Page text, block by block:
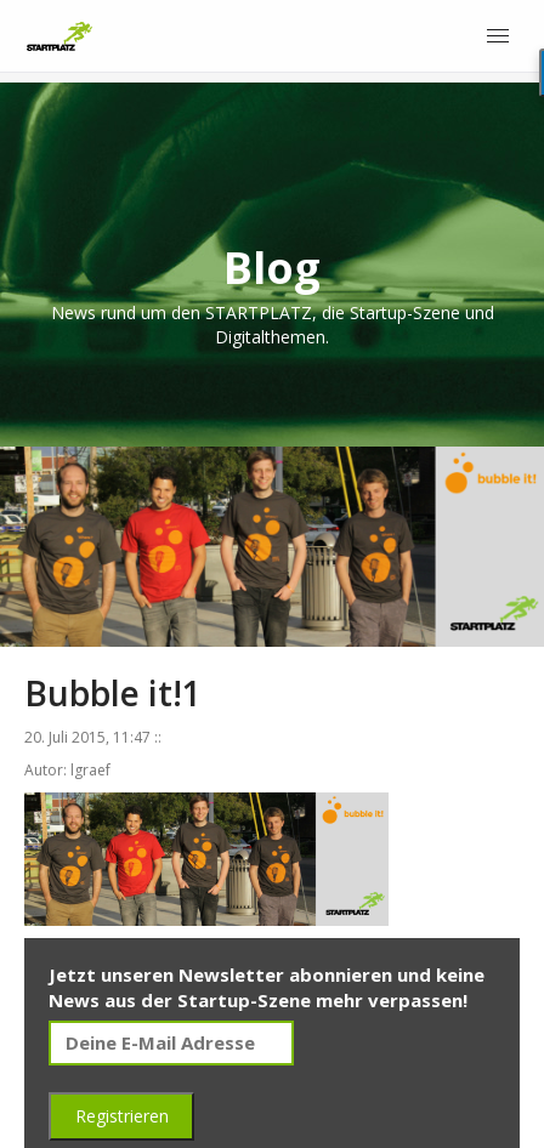
Blog
News rund um den STARTPLATZ, die Startup-Szene und
Digitalthemen.
Bubble it!1
20. Juli 2015, 11:47 ::
Autor: lgraef
Jetzt unseren Newsletter abonnieren und keine
News aus der Startup-Szene mehr verpassen!